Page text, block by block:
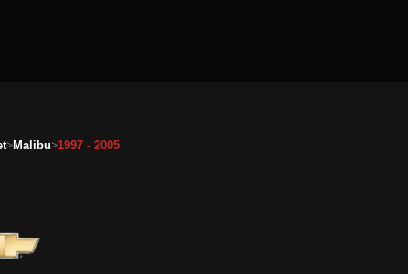
>Malibu>1997 - 2005